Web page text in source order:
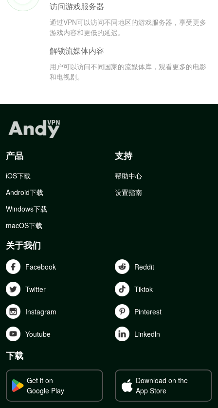
访问游戏服务器
通过VPN可以访问不同地区的游戏服务器，享受更多
游戏内容和更低的延迟。
解锁流媒体内容
用户可以访问不同国家的流媒体库，观看更多的电影
和电视剧。
产品
iOS下载
Android下载
Windows下载
macOS下载
支持
帮助中心
设置指南
关于我们
Facebook Reddit
Twitter Tiktok
Instagram Pinterest
Youtube Linkedln
下载
Get it on
Google Play
Download on the
App Store